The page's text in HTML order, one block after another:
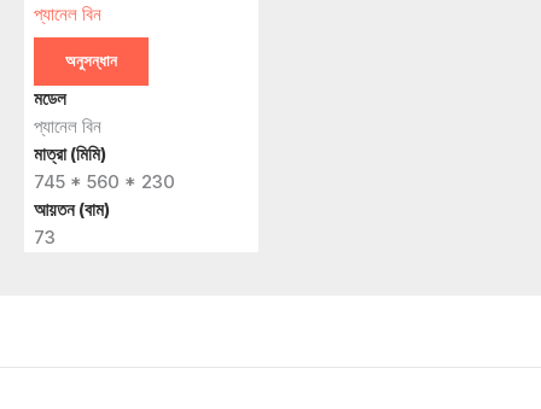
প্যানেল বিন
অনুসন্ধান
মডেল
প্যানেল বিন
মাত্রা (মিমি)
745 * 560 * 230
আয়তন (বাম)
73